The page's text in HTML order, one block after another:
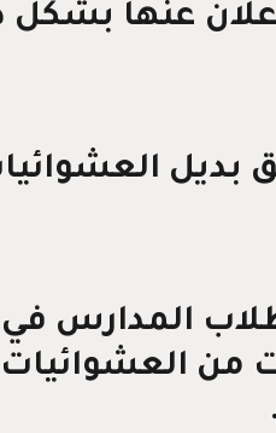
عنها بشكل
بديل
المدارس في
من